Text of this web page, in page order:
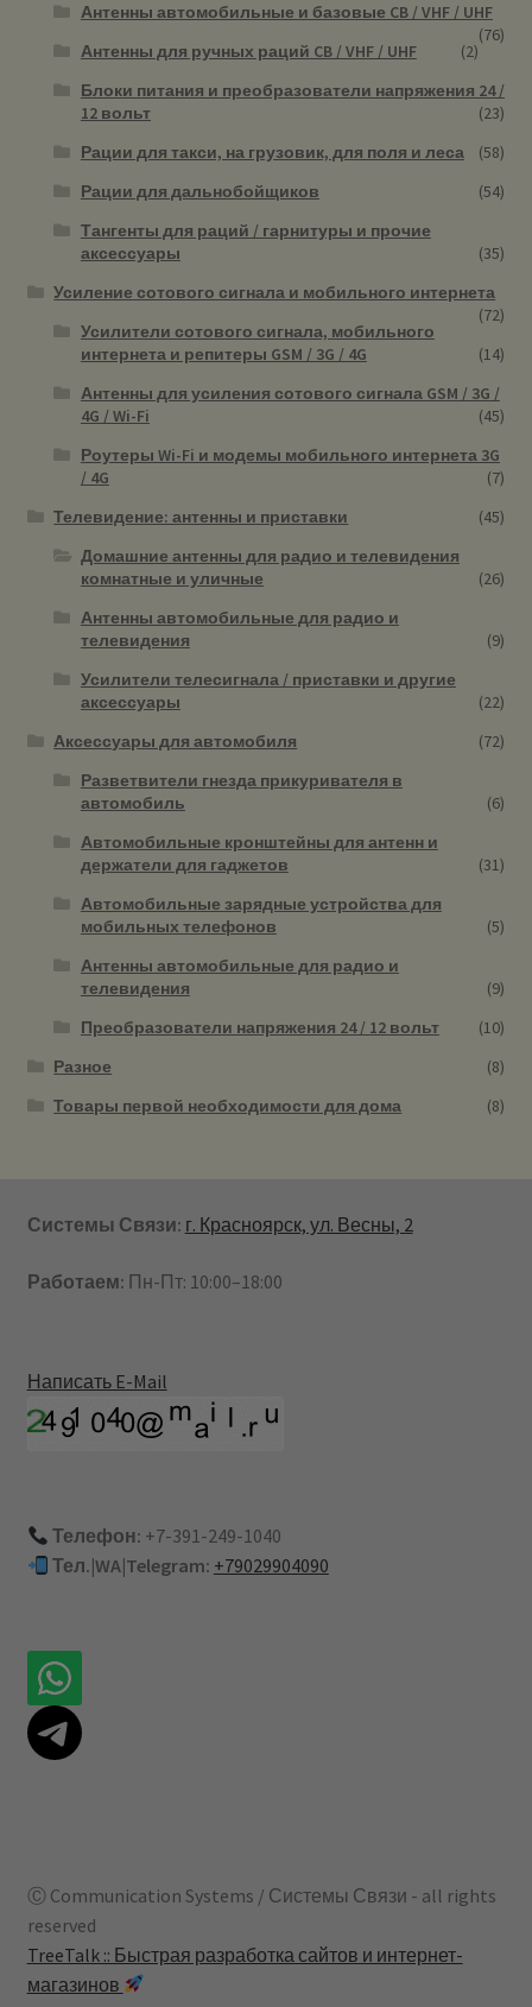
Антенны автомобильные и базовые CB / VHF / UHF
(76)
Антенны для ручных раций CB / VHF / UHF
(2)
Блоки питания и преобразователи напряжения 24 /
12 вольт
(23)
Рации для такси, на грузовик, для поля и леса
(58)
Рации для дальнобойщиков
(54)
Тангенты для раций / гарнитуры и прочие
аксессуары
(35)
Усиление сотового сигнала и мобильного интернета
(72)
Усилители сотового сигнала, мобильного
интернета и репитеры GSM / 3G / 4G
(14)
Антенны для усиления сотового сигнала GSM / 3G /
4G / Wi-Fi
(45)
Роутеры Wi-Fi и модемы мобильного интернета 3G
/ 4G
(7)
Телевидение: антенны и приставки
(45)
Домашние антенны для радио и телевидения
комнатные и уличные
(26)
Антенны автомобильные для радио и
телевидения
(9)
Усилители телесигнала / приставки и другие
аксессуары
(22)
Аксессуары для автомобиля
(72)
Разветвители гнезда прикуривателя в
автомобиль
(6)
Автомобильные кронштейны для антенн и
держатели для гаджетов
(31)
Автомобильные зарядные устройства для
мобильных телефонов
(5)
Антенны автомобильные для радио и
телевидения
(9)
Преобразователи напряжения 24 / 12 вольт
(10)
Разное
(8)
Товары первой необходимости для дома
(8)
Системы Связи: г. Красноярск, ул. Весны, 2
Работаем: Пн-Пт: 10:00–18:00
Написать E-Mail
Телефон: +7-391-249-1040
Тел.|WA|Telegram: +79029904090
Ⓒ Communication Systems / Системы Связи - all rights
reserved
TreeTalk :: Быстрая разработка сайтов и интернет-
магазинов